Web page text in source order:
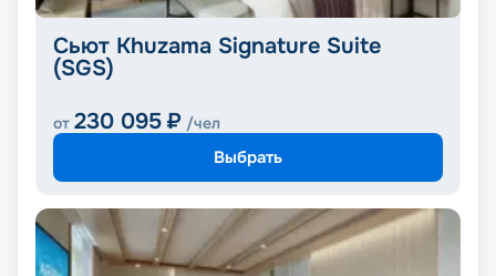
Сьют Khuzama Signature Suite
(SGS)
от 230 095 ₽ /чел
Выбрать